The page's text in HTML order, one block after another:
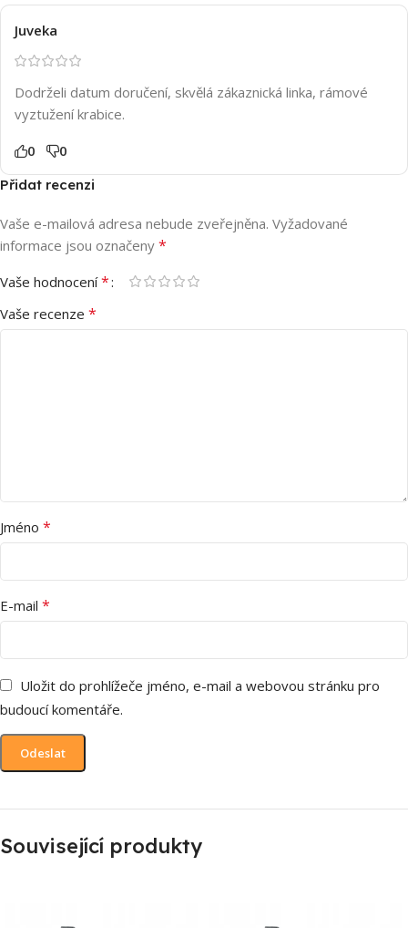
Juveka
Dodrželi datum doručení, skvělá zákaznická linka, rámové
vyztužení krabice.
0 0
Přidat recenzi
Vaše e-mailová adresa nebude zveřejněna. Vyžadované
informace jsou označeny *
Vaše hodnocení*
Vaše recenze *
Jméno *
E-mail *
Uložit do prohlížeče jméno, e-mail a webovou stránku pro
budoucí komentáře.
Související produkty